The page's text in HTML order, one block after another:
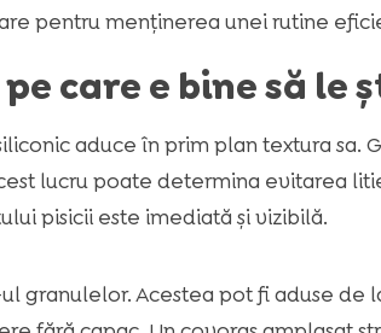
pentru menținerea unei rutine
care e bine să le
aduce în prim plan textura sa.
lucru poate determina evitarea
pisicii este imediată și vizibilă.
granulelor. Acestea pot fi aduse de